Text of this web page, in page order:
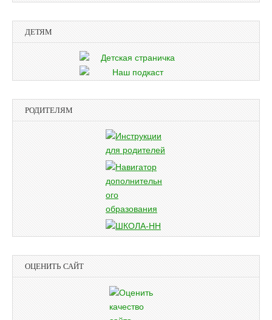
ДЕТЯМ
РОДИТЕЛЯМ
ОЦЕНИТЬ САЙТ